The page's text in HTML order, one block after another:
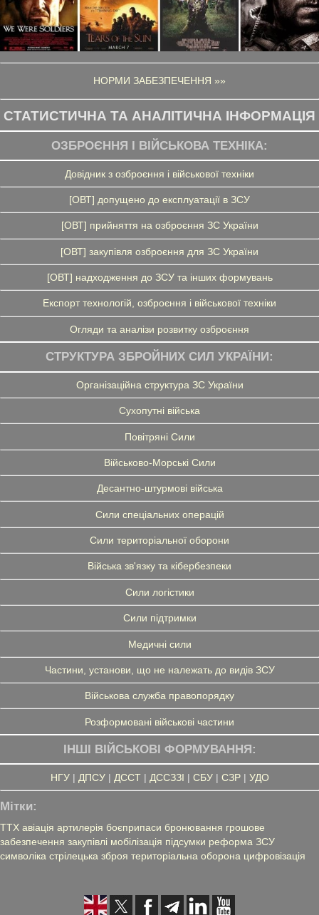
НОРМИ ЗАБЕЗПЕЧЕННЯ »»
СТАТИСТИЧНА ТА АНАЛІТИЧНА ІНФОРМАЦІЯ
ОЗБРОЄННЯ І ВІЙСЬКОВА ТЕХНІКА:
Довідник з озброєння і військової техніки
[ОВТ] допущено до експлуатації в ЗСУ
[ОВТ] прийняття на озброєння ЗС України
[ОВТ] закупівля озброєння для ЗС України
[ОВТ] надходження до ЗСУ та інших формувань
Експорт технологій, озброєння і військової техніки
Огляди та аналізи розвитку озброєння
СТРУКТУРА ЗБРОЙНИХ СИЛ УКРАЇНИ:
Організаційна структура ЗС України
Сухопутні війська
Повітряні Сили
Військово-Морські Сили
Десантно-штурмові війська
Сили спеціальних операцій
Сили територіальної оборони
Війська зв'язку та кібербезпеки
Сили логістики
Сили підтримки
Медичні сили
Частини, установи, що не належать до видів ЗСУ
Військова служба правопорядку
Розформовані військові частини
ІНШІ ВІЙСЬКОВІ ФОРМУВАННЯ:
НГУ| ДПСУ| ДССТ| ДССЗЗІ | СБУ| СЗР| УДО
Мітки:
ТТХ авіація артилерія боєприпаси бронювання грошове
забезпечення закупівлі мобілізація підсумки реформа ЗСУ
символіка стрілецька зброя територіальна оборона цифровізація